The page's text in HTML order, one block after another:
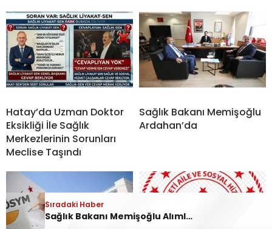
Hatay’da Uzman Doktor
Eksikliği İle Sağlık
Merkezlerinin Sorunları
Meclise Taşındı
Sağlık Bakanı Memişoğlu
Ardahan’da
Sıradaki Haber
Sağlık Bakanı Memişoğlu Alımlarla İlgili Açıklamada Bulundu